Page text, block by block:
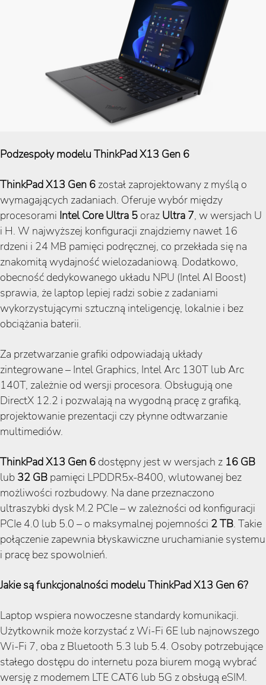
Podzespoły modelu ThinkPad X13 Gen 6
ThinkPad X13 Gen 6 został zaprojektowany z myślą o
wymagających zadaniach. Oferuje wybór między
procesorami Intel Core Ultra 5 oraz Ultra 7, w wersjach U
i H. W najwyższej konfiguracji znajdziemy nawet 16
rdzeni i 24 MB pamięci podręcznej, co przekłada się na
znakomitą wydajność wielozadaniową. Dodatkowo,
obecność dedykowanego układu NPU (Intel AI Boost)
sprawia, że laptop lepiej radzi sobie z zadaniami
wykorzystującymi sztuczną inteligencję, lokalnie i bez
obciążania baterii.
Za przetwarzanie grafiki odpowiadają układy
zintegrowane – Intel Graphics, Intel Arc 130T lub Arc
140T, zależnie od wersji procesora. Obsługują one
DirectX 12.2 i pozwalają na wygodną pracę z grafiką,
projektowanie prezentacji czy płynne odtwarzanie
multimediów.
ThinkPad X13 Gen 6 dostępny jest w wersjach z 16 GB
lub 32 GB pamięci LPDDR5x-8400, wlutowanej bez
możliwości rozbudowy. Na dane przeznaczono
ultraszybki dysk M.2 PCIe – w zależności od konfiguracji
PCIe 4.0 lub 5.0 – o maksymalnej pojemności 2 TB. Takie
połączenie zapewnia błyskawiczne uruchamianie systemu
i pracę bez spowolnień.
Jakie są funkcjonalności modelu ThinkPad X13 Gen 6?
Laptop wspiera nowoczesne standardy komunikacji.
Użytkownik może korzystać z Wi-Fi 6E lub najnowszego
Wi-Fi 7, oba z Bluetooth 5.3 lub 5.4. Osoby potrzebujące
stałego dostępu do internetu poza biurem mogą wybrać
wersję z modemem LTE CAT6 lub 5G z obsługą eSIM.